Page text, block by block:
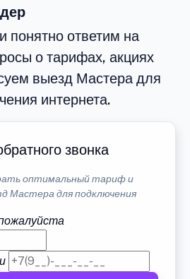
понятно ответим на
о тарифах, акциях
выезд Мастера для
интернета.
звонка
оптимальный тариф и
Мастера для подключения